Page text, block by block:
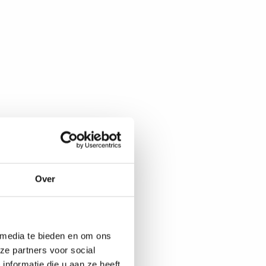
Over
te bieden en om ons
partners voor social